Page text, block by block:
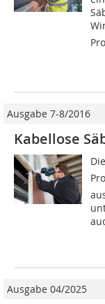
Ausgabe 7-8/2016
Kabellose
Ausgabe 04/2025